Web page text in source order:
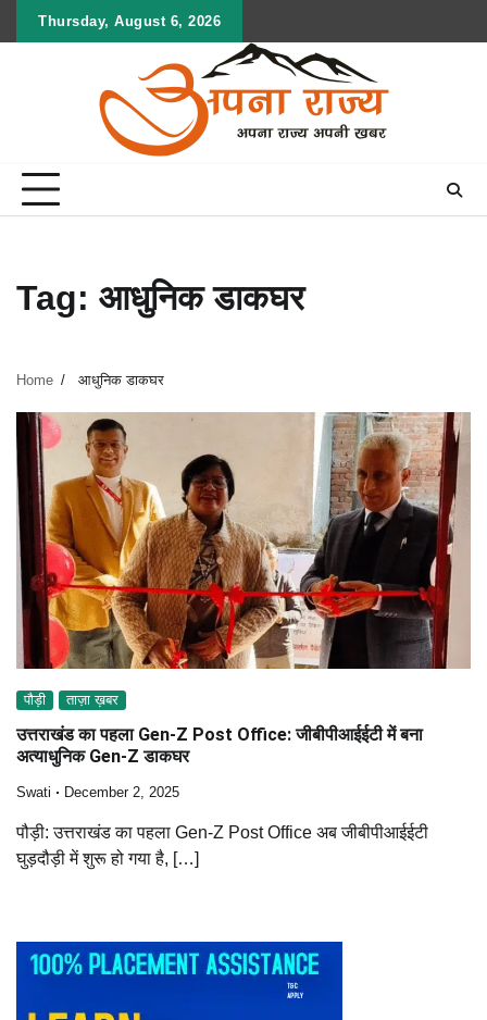
Thursday, August 6, 2026
Tag: आधुनिक डाकघर
Home आधुनिक डाकघर
पौड़ी ताज़ा ख़बर
उत्तराखंड का पहला Gen-Z Post Office: जीबीपीआईईटी में बना
अत्याधुनिक Gen-Z डाकघर
Swati December 2, 2025
पौड़ी: उत्तराखंड का पहला Gen-Z Post Office अब जीबीपीआईईटी
घुड़दौड़ी में शुरू हो गया है, […]